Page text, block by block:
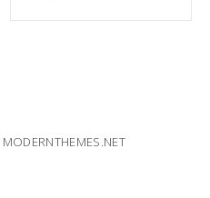
MODERNTHEMES.NET